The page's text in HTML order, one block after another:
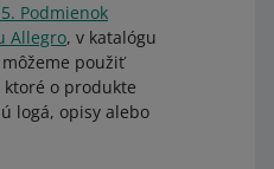
Podmienok
Allegro, v katalógu
použiť
o produkte
logá, opisy alebo